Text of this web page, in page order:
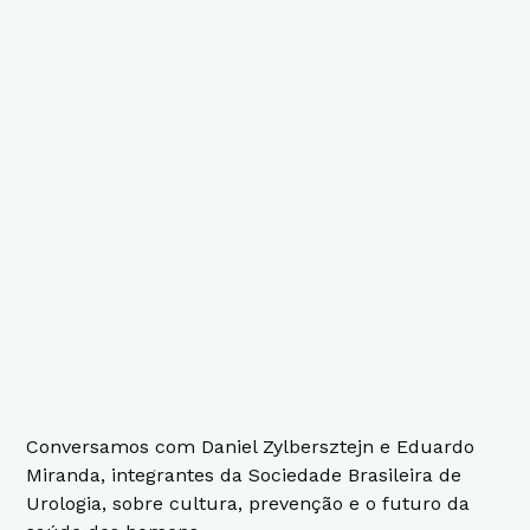
Conversamos com Daniel Zylbersztejn e Eduardo
Miranda, integrantes da Sociedade Brasileira de
Urologia, sobre cultura, prevenção e o futuro da